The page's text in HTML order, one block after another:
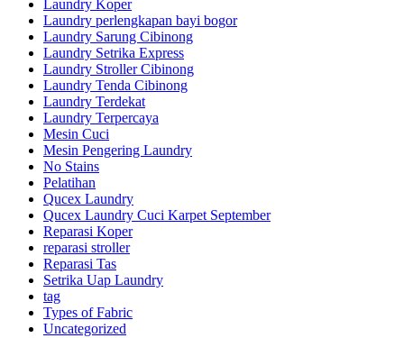
Laundry Koper
Laundry perlengkapan bayi bogor
Laundry Sarung Cibinong
Laundry Setrika Express
Laundry Stroller Cibinong
Laundry Tenda Cibinong
Laundry Terdekat
Laundry Terpercaya
Mesin Cuci
Mesin Pengering Laundry
No Stains
Pelatihan
Qucex Laundry
Qucex Laundry Cuci Karpet September
Reparasi Koper
reparasi stroller
Reparasi Tas
Setrika Uap Laundry
tag
Types of Fabric
Uncategorized